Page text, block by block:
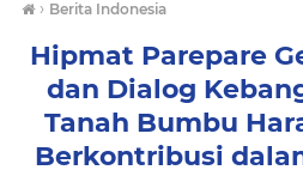
› Berita Indonesia
Hipmat Parepare
dan Dialog
Tanah Bumbu
Berkontribusi